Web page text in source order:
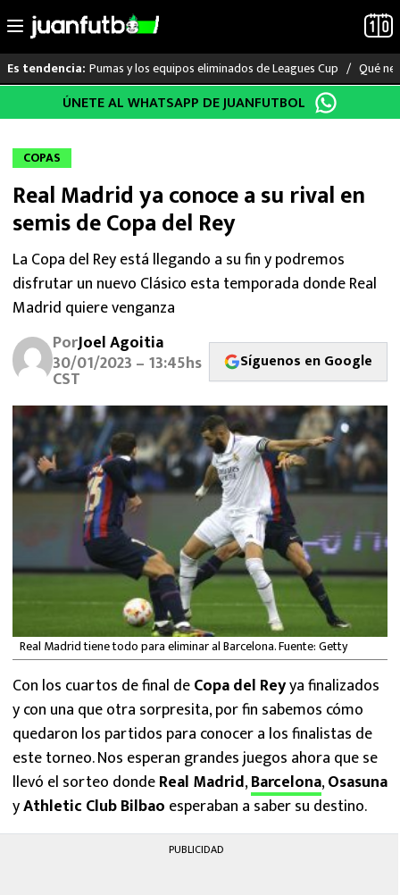
al
Es tendencia: Pumas y los equipos eliminados de Leagues Cup Qué
LO ÚLTIMO
LIGA MX
RAYADOS
ATLANTE
FUTBOL INTERNACIONAL
MEXICANOS EN EL EXTRANJERO
FUTBOL ESTUFA
FÓRMULA 1
BOXEO
LIGA MX
NFL
ÚNETE AL WHATSAPP DE JUANFUTBOL
COPAS
Real Madrid ya conoce a su rival en
semis de Copa del Rey
La Copa del Rey está llegando a su fin y podremos
disfrutar un nuevo Clásico esta temporada donde Real
Madrid quiere venganza
PorJoel Agoitia
30/01/2023 – 13:45hs
CST
Síguenos en Google
Real Madrid tiene todo para eliminar al Barcelona. Fuente: Getty
Con los cuartos de final deCopa del Reyya finalizados
y con una que otra sorpresita, por fin sabemos cómo
quedaron los partidos para conocer a los finalistas de
este torneo. Nos esperan grandes juegos ahora que se
llevó el sorteo dondeReal Madrid,Barcelona,Osasuna
yAthletic Club Bilbao esperaban a saber su destino.
PUBLICIDAD